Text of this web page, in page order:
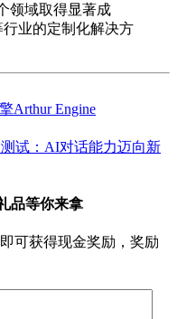
领域取得显著成
业的定制化解决方
Arthur Engine
试：AI对话能力迈向新
品等你来拿
可获得现金奖励，奖励